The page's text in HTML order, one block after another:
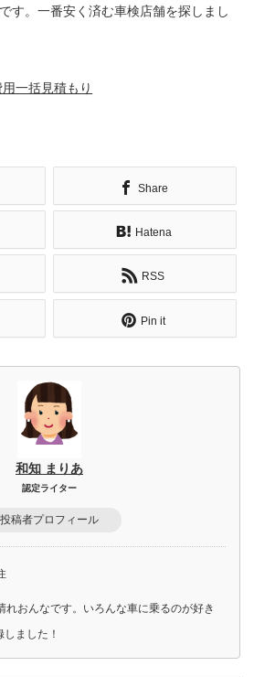
す。一番安く済む車検店舗を探しまし
一括見積もり
Share
Hatena
RSS
Pin it
和知 まりあ
認定ライター
投稿者プロフィール
れおんなです。いろんな車に乗るのが好き
ました！